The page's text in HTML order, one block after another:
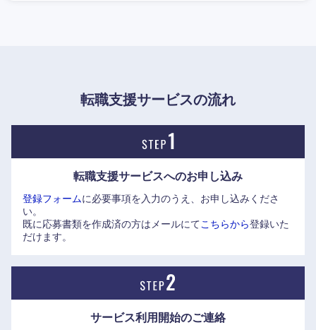
従って、募集ポジションの職務を担えるスペシャリティが最
も重視されますが、一方で他部門でもやっていける汎用性も
求められます。
●入社後の海外駐在等は、お子さんがいる場合は年齢やタイ
ミング、ご本人のキャリアステップイメージを考慮し、十分
に相談の上、配慮致します。
※実際にワーキングマザーの入社事例もあります。
転職支援サービスの流れ
転職支援サービスへのお申し込み
登録フォームに必要事項を入力のうえ、お申し込みくださ
い。
既に応募書類を作成済の方はメールにてこちらから登録いた
だけます。
サービス利用開始のご連絡
奈良県 和歌山県